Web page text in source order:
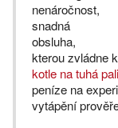
nenáročnost,
snadná
obsluha,
kterou zvládne
kotle na tuhá
peníze na
vytápění